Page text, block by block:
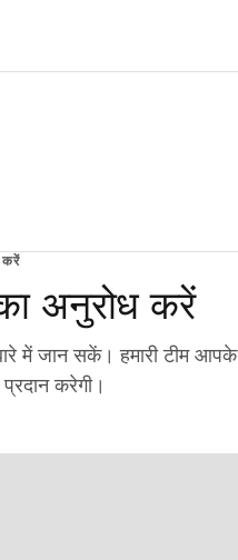
करें
अनुरोध करें
में जान सकें। हमारी टीम आपके
करेगी।